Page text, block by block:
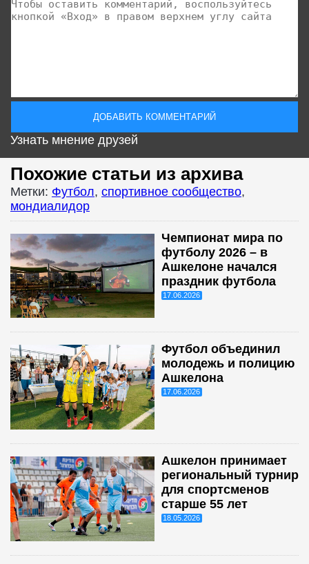
Узнать мнение друзей
Похожие статьи из архива
Метки: Футбол, спортивное сообщество,
мондиалидор
Чемпионат мира по
футболу 2026 – в
Ашкелоне начался
праздник футбола
17.06.2026
Футбол объединил
молодежь и полицию
Ашкелона
17.06.2026
Ашкелон принимает
региональный турнир
для спортсменов
старше 55 лет
18.05.2026